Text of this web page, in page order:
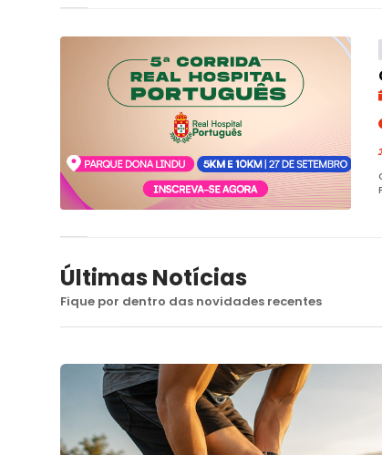
Últimas Notícias
Fique por dentro das novidades recentes